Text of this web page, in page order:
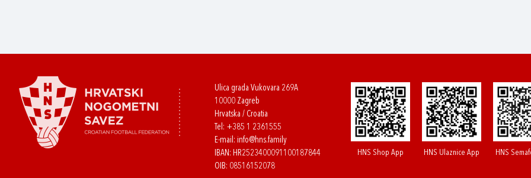
Ulica grada Vukovara 269A
10000 Zagreb
Hrvatska / Croatia
Tel: +385 1 2361555
E-mail: info@hns.family
IBAN: HR2523400091100187844
OIB: 08516152078
HNS Shop App HNS Ulaznice App HNS